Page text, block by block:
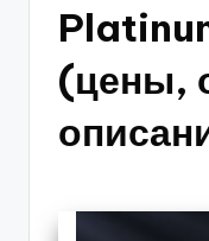
(цены,